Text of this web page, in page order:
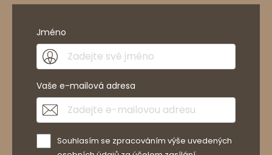
Jméno
Vaše e-mailová adresa
Souhlasím se zpracováním výše uvedených